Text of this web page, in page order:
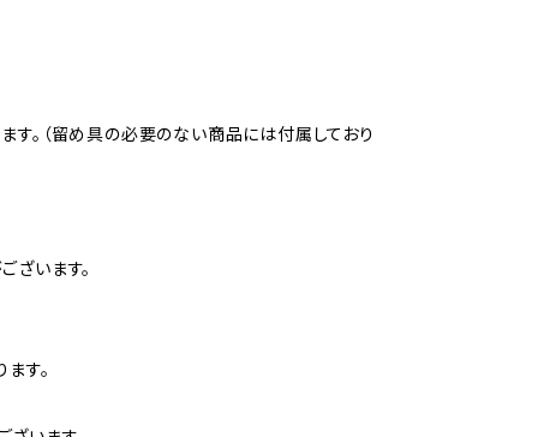
す。（留め具の必要のない商品には付属しており
ざいます。
す。